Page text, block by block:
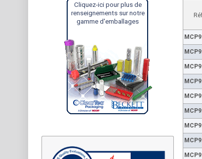
Cliquez-ici pour plus de
renseignements sur notre
gamme d'emballages